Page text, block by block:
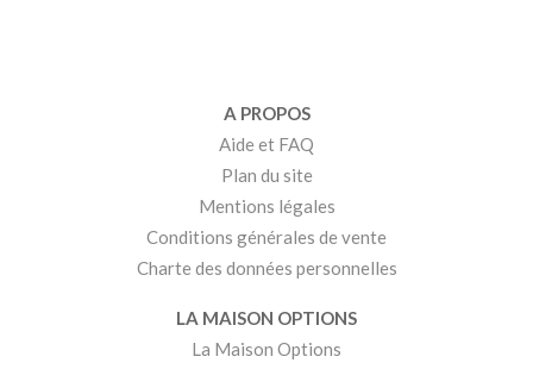
A PROPOS
Aide et FAQ
Plan du site
Mentions légales
Conditions générales de vente
Charte des données personnelles
LA MAISON OPTIONS
La Maison Options